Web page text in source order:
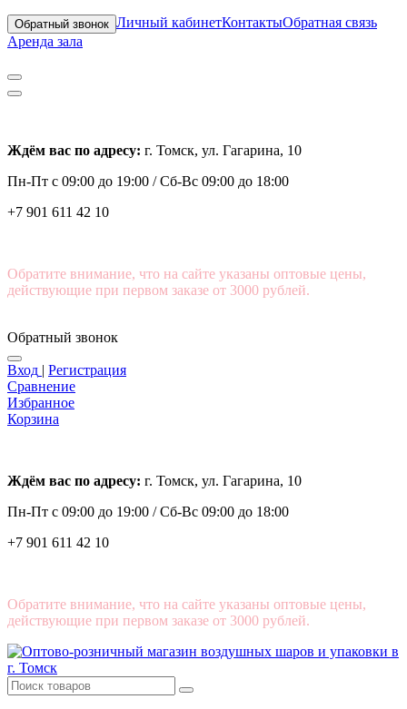
Обратный звонок Личный кабинетКонтактыОбратная связь
Аренда зала
Ждём вас по адресу: г. Томск, ул. Гагарина, 10
Пн-Пт с 09:00 до 19:00 /Сб-Вс 09:00 до 18:00
+7 901 611 42 10
Обратите внимание, что на сайте указаны оптовые цены,
действующие при первом заказе от 3000 рублей.
Обратный звонок
Вход | Регистрация
Сравнение
Избранное
Корзина
Ждём вас по адресу: г. Томск, ул. Гагарина, 10
Пн-Пт с 09:00 до 19:00 /Сб-Вс 09:00 до 18:00
+7 901 611 42 10
Обратите внимание, что на сайте указаны оптовые цены,
действующие при первом заказе от 3000 рублей.